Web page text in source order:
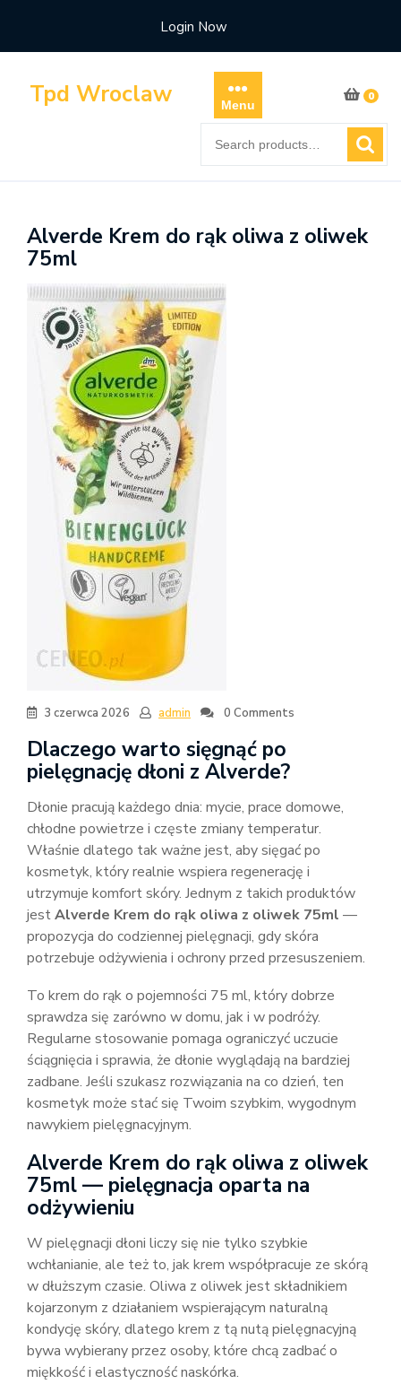
content
Login Now
Tpd Wroclaw Menu
0
for:
Alverde Krem do rąk oliwa z oliwek
75ml
3 czerwca 2026 admin 0 Comments
Dlaczego warto sięgnąć po
pielęgnację dłoni z Alverde?
Dłonie pracują każdego dnia: mycie, prace domowe,
chłodne powietrze i częste zmiany temperatur.
Właśnie dlatego tak ważne jest, aby sięgać po
kosmetyk, który realnie wspiera regenerację i
utrzymuje komfort skóry. Jednym z takich produktów
jestAlverde Krem do rąk oliwa z oliwek 75ml —
propozycja do codziennej pielęgnacji, gdy skóra
potrzebuje odżywienia i ochrony przed przesuszeniem.
To krem do rąk o pojemności 75 ml, który dobrze
sprawdza się zarówno w domu, jak i w podróży.
Regularne stosowanie pomaga ograniczyć uczucie
ściągnięcia i sprawia, że dłonie wyglądają na bardziej
zadbane. Jeśli szukasz rozwiązania na co dzień, ten
kosmetyk może stać się Twoim szybkim, wygodnym
nawykiem pielęgnacyjnym.
Alverde Krem do rąk oliwa z oliwek
75ml — pielęgnacja oparta na
odżywieniu
W pielęgnacji dłoni liczy się nie tylko szybkie
wchłanianie, ale też to, jak krem współpracuje ze skórą
w dłuższym czasie. Oliwa z oliwek jest składnikiem
kojarzonym z działaniem wspierającym naturalną
kondycję skóry, dlatego krem z tą nutą pielęgnacyjną
bywa wybierany przez osoby, które chcą zadbać o
miękkość i elastyczność naskórka.